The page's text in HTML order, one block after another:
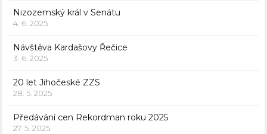
Nizozemský král v Senátu
4. 6. 2025
Návštěva Kardašovy Řečice
3. 6. 2025
20 let Jihočeské ZZS
28. 5. 2025
Předávání cen Rekordman roku 2025
27. 5. 2025